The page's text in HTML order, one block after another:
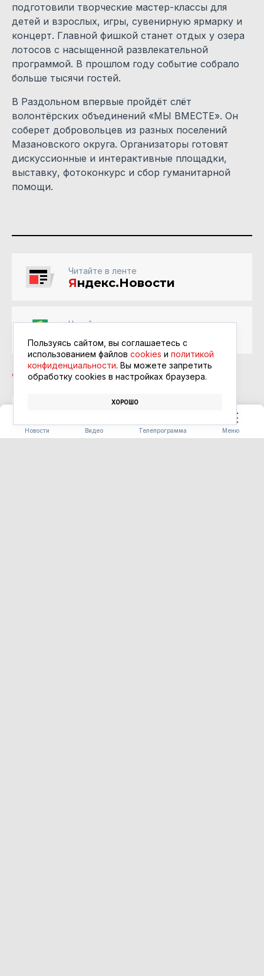
Новости Видео Телепрограмма Меню
подготовили творческие мастер-классы для
детей и взрослых, игры, сувенирную ярмарку и
концерт. Главной фишкой станет отдых у озера
лотосов с насыщенной развлекательной
программой. В прошлом году событие собрало
больше тысячи гостей.
В Раздольном впервые пройдёт слёт
волонтёрских объединений «МЫ ВМЕСТЕ». Он
соберет добровольцев из разных поселений
Мазановского округа. Организаторы готовят
дискуссионные и интерактивные площадки,
выставку, фотоконкурс и сбор гуманитарной
помощи.
Читайте в ленте
Яндекс.Новости
Читайте в ленте
Google Новости
Пользуясь сайтом, вы соглашаетесь с
использованием файлов cookies и политикой
конфиденциальности. Вы можете запретить
обработку сookies в настройках браузера.
ХОРОШО